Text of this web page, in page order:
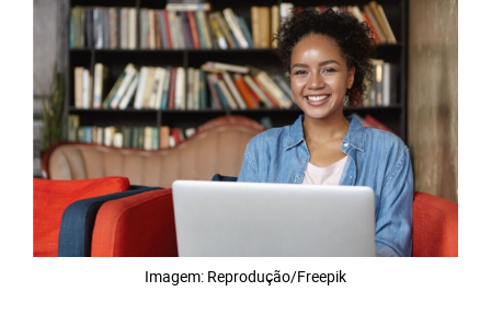
Imagem: Reprodução/Freepik